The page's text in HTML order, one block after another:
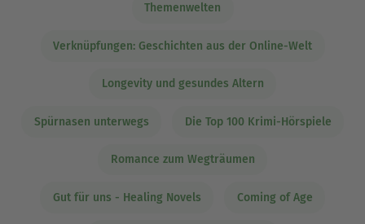
Themenwelten
Verknüpfungen: Geschichten aus der Online-Welt
Longevity und gesundes Altern
Spürnasen unterwegs Die Top 100 Krimi-Hörspiele
Romance zum Wegträumen
Gut für uns - Healing Novels Coming of Age